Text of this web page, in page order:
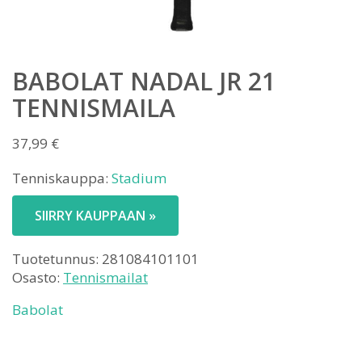
BABOLAT NADAL JR 21
TENNISMAILA
37,99 €
Tenniskauppa: Stadium
SIIRRY KAUPPAAN »
Tuotetunnus: 281084101101
Osasto: Tennismailat
Babolat